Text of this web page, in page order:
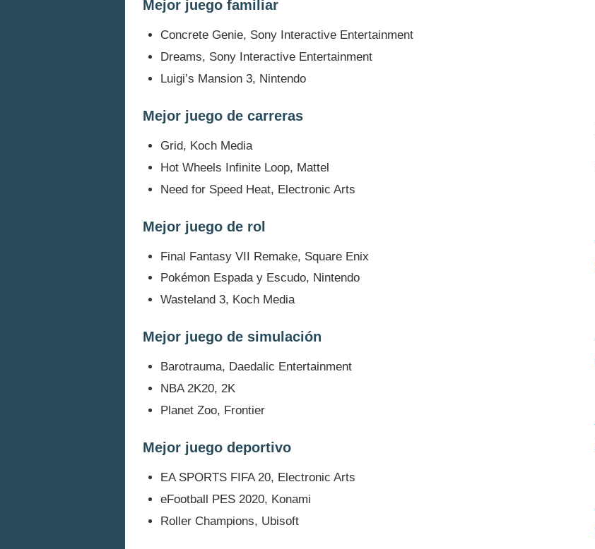
Mejor juego familiar
Concrete Genie, Sony Interactive Entertainment
Dreams, Sony Interactive Entertainment
Luigi’s Mansion 3, Nintendo
Mejor juego de carreras
Grid, Koch Media
Hot Wheels Infinite Loop, Mattel
Need for Speed Heat, Electronic Arts
Mejor juego de rol
Final Fantasy VII Remake, Square Enix
Pokémon Espada y Escudo, Nintendo
Wasteland 3, Koch Media
Mejor juego de simulación
Barotrauma, Daedalic Entertainment
NBA 2K20, 2K
Planet Zoo, Frontier
Mejor juego deportivo
EA SPORTS FIFA 20, Electronic Arts
eFootball PES 2020, Konami
Roller Champions, Ubisoft